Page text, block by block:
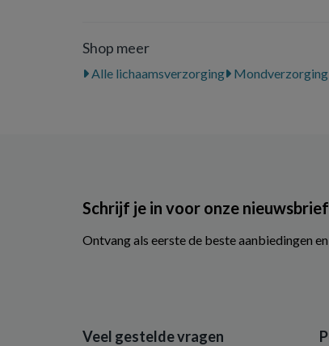
Shop meer
Alle lichaamsverzorging Mondverzorging
Schrijf je in voor onze nieuwsbrief
Ontvang als eerste de beste aanbiedingen
Veel gestelde vragen